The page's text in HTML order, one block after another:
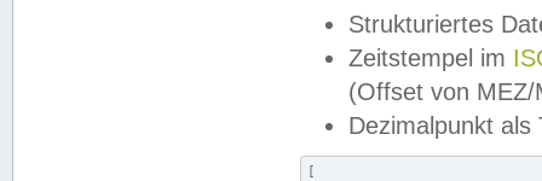
Strukturiertes
Zeitstempel im
(Offset von MEZ/
Dezimalpunkt als
[